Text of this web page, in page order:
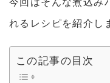
れるレシピを紹介し
この記事の目次